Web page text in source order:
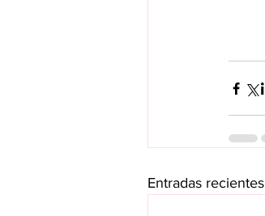
Entradas recientes